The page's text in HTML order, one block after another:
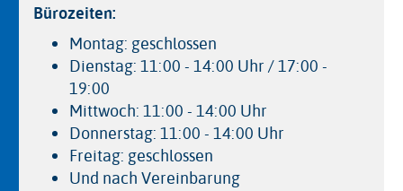
Bürozeiten:
Montag: geschlossen
Dienstag: 11:00 - 14:00 Uhr / 17:00 -
19:00
Mittwoch: 11:00 - 14:00 Uhr
Donnerstag: 11:00 - 14:00 Uhr
Freitag: geschlossen
Und nach Vereinbarung